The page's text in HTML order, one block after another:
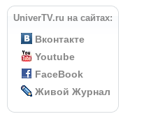
UniverTV.ru на сайтах:
Вконтакте
Youtube
FaceBook
Живой Журнал